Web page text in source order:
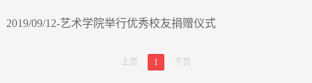
2019/09/12-艺术学院举行优秀校友捐赠仪式
上页 1 下页